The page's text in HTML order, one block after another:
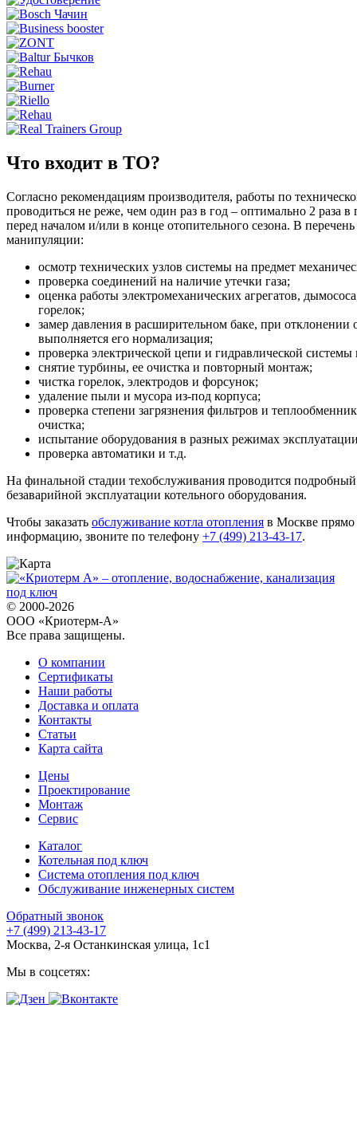
Что входит в ТО?
Согласно рекомендациям производителя, работы по
проводиться не реже, чем один раз в год – оптимально 2 раза
перед началом и/или в конце отопительного сезона. В
манипуляции:
осмотр технических узлов системы на предмет
проверка соединений на наличие утечки газа;
оценка работы электромеханических агрегатов,
горелок;
замер давления в расширительном баке, при отклонении
выполняется его нормализация;
проверка электрической цепи и гидравлической
снятие турбины, ее очистка и повторный монтаж;
чистка горелок, электродов и форсунок;
удаление пыли и мусора из-под корпуса;
проверка степени загрязнения фильтров и
очистка;
испытание оборудования в разных режимах
проверка автоматики и т.д.
На финальной стадии техобслуживания проводится
безаварийной эксплуатации котельного оборудования.
Чтобы заказать обслуживание котла отопления в Москве прямо
информацию, звоните по телефону +7 (499) 213-43-17.
© 2000-2026
ООО «Криотерм-А»
Все права защищены.
О компании
Сертификаты
Наши работы
Доставка и оплата
Контакты
Статьи
Карта сайта
Цены
Проектирование
Монтаж
Сервис
Каталог
Котельная под ключ
Система отопления под ключ
Обслуживание инженерных систем
Обратный звонок
+7 (499) 213-43-17
Москва, 2-я Останкинская улица, 1с1
Мы в соцсетях: